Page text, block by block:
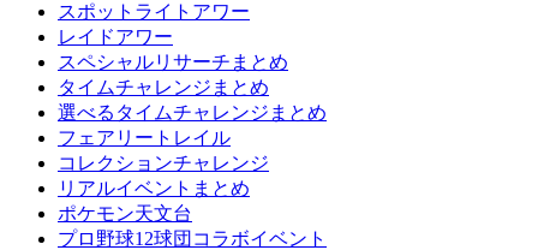
スポットライトアワー
レイドアワー
スペシャルリサーチまとめ
タイムチャレンジまとめ
選べるタイムチャレンジまとめ
フェアリートレイル
コレクションチャレンジ
リアルイベントまとめ
ポケモン天文台
プロ野球12球団コラボイベント